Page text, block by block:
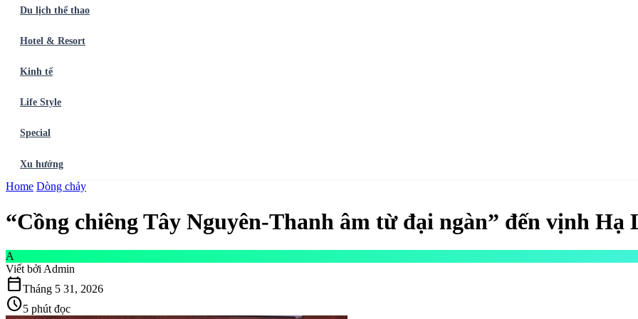
Du lịch thể thao
Hotel & Resort
Kinh tế
Life Style
Special
Xu hướng
Trang chủẨm thực
Home Dòng chảy
“Cồng chiêng Tây Nguyên-Thanh âm từ đại ngàn” đến vịnh Hạ
A
Viết bởi Admin
calendar_todayTháng 5 31, 2026
schedule5 phút đọc